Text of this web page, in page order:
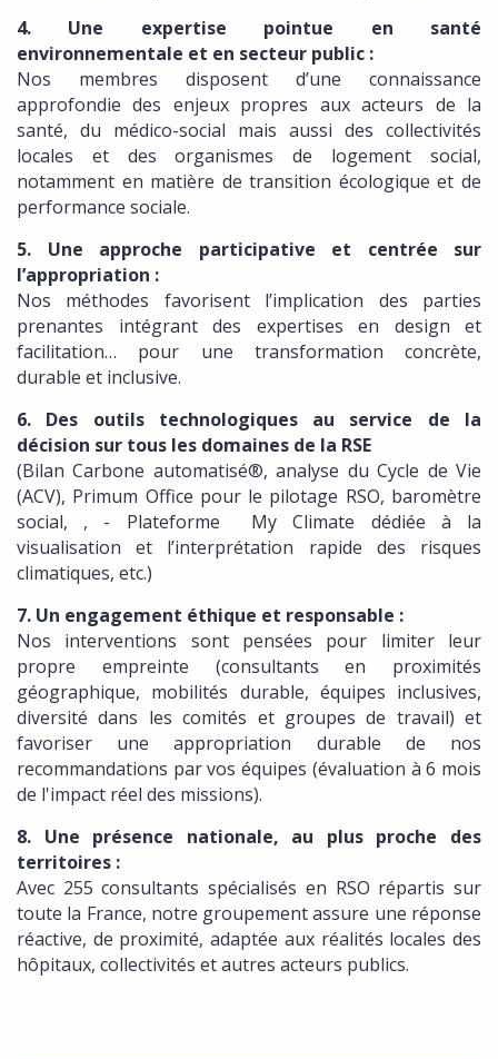
4. Une expertise pointue en santé
environnementale et en secteur public :
Nos membres disposent d’une connaissance
approfondie des enjeux propres aux acteurs de la
santé, du médico-social mais aussi des collectivités
locales et des organismes de logement social,
notamment en matière de transition écologique et de
performance sociale.
5. Une approche participative et centrée sur
l’appropriation :
Nos méthodes favorisent l’implication des parties
prenantes intégrant des expertises en design et
facilitation… pour une transformation concrète,
durable et inclusive.
6. Des outils technologiques au service de la
décision sur tous les domaines de la RSE
(Bilan Carbone automatisé®, analyse du Cycle de Vie
(ACV), Primum Office pour le pilotage RSO, baromètre
social, , - Plateforme My Climate dédiée à la
visualisation et l’interprétation rapide des risques
climatiques, etc.)
7. Un engagement éthique et responsable :
Nos interventions sont pensées pour limiter leur
propre empreinte (consultants en proximités
géographique, mobilités durable, équipes inclusives,
diversité dans les comités et groupes de travail) et
favoriser une appropriation durable de nos
recommandations par vos équipes (évaluation à 6 mois
de l'impact réel des missions).
8. Une présence nationale, au plus proche des
territoires :
Avec 255 consultants spécialisés en RSO répartis sur
toute la France, notre groupement assure une réponse
réactive, de proximité, adaptée aux réalités locales des
hôpitaux, collectivités et autres acteurs publics.